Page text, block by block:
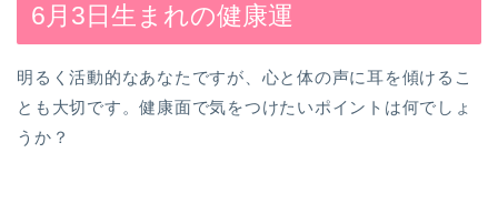
6月3日生まれの健康運
明るく活動的なあなたですが、心と体の声に耳を傾けるこ
とも大切です。健康面で気をつけたいポイントは何でしょ
うか？